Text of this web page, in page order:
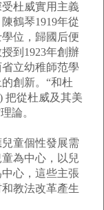
杜威實用主義
鶴琴1919年從
位，歸國后便
到1923年創辦
立幼稚師范學
創新。“和杜
把從杜威及其美
論。
童個性發展需
為中心，以兒
心，這些主張
教法改革產生